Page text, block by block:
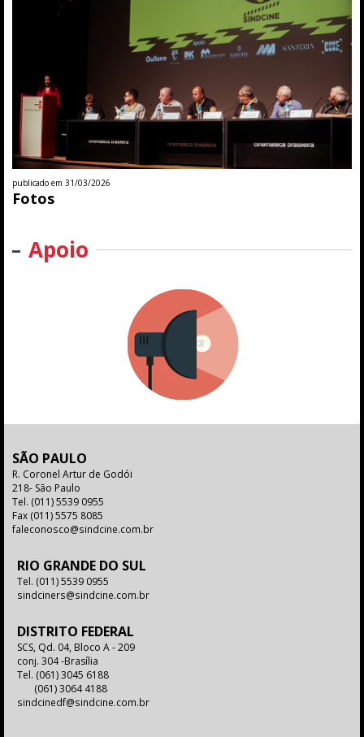
publicado em 31/03/2026
Fotos
Apoio
SÃO PAULO
R. Coronel Artur de Godói
218- São Paulo
Tel. (011) 5539 0955
Fax (011) 5575 8085
faleconosco@sindcine.com.br
RIO GRANDE DO SUL
Tel. (011) 5539 0955
sindciners@sindcine.com.br
DISTRITO FEDERAL
SCS, Qd. 04, Bloco A - 209
conj. 304 -Brasília
Tel. (061) 3045 6188
(061) 3064 4188
sindcinedf@sindcine.com.br